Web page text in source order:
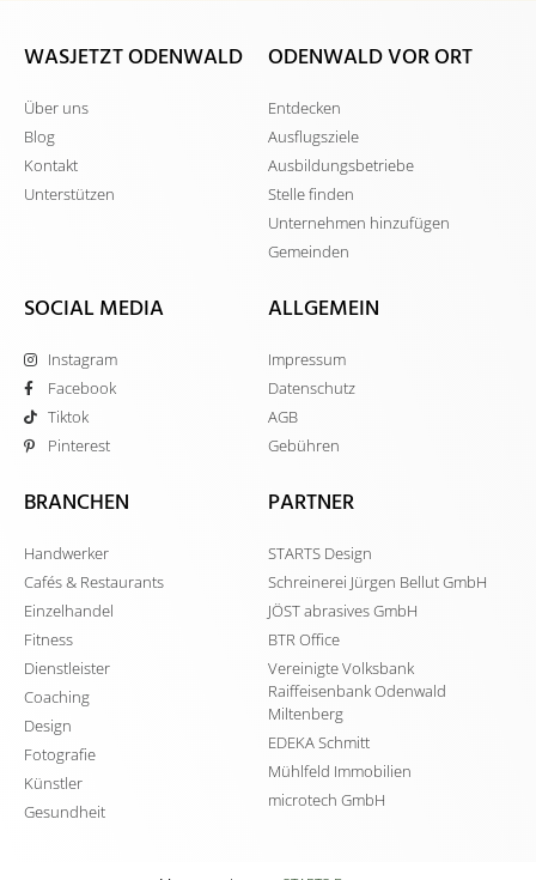
WASJETZT ODENWALD
Über uns
Blog
Kontakt
Unterstützen
ODENWALD VOR ORT
Entdecken
Ausflugsziele
Ausbildungsbetriebe
Stelle finden
Unternehmen hinzufügen
Gemeinden
SOCIAL MEDIA
Instagram
Facebook
Tiktok
Pinterest
ALLGEMEIN
Impressum
Datenschutz
AGB
Gebühren
BRANCHEN
Handwerker
Cafés & Restaurants
Einzelhandel
Fitness
Dienstleister
Coaching
Design
Fotografie
Künstler
Gesundheit
PARTNER
STARTS Design
Schreinerei Jürgen Bellut GmbH
JÖST abrasives GmbH
BTR Office
Vereinigte Volksbank
Raiffeisenbank Odenwald
Miltenberg
EDEKA Schmitt
Mühlfeld Immobilien
microtech GmbH